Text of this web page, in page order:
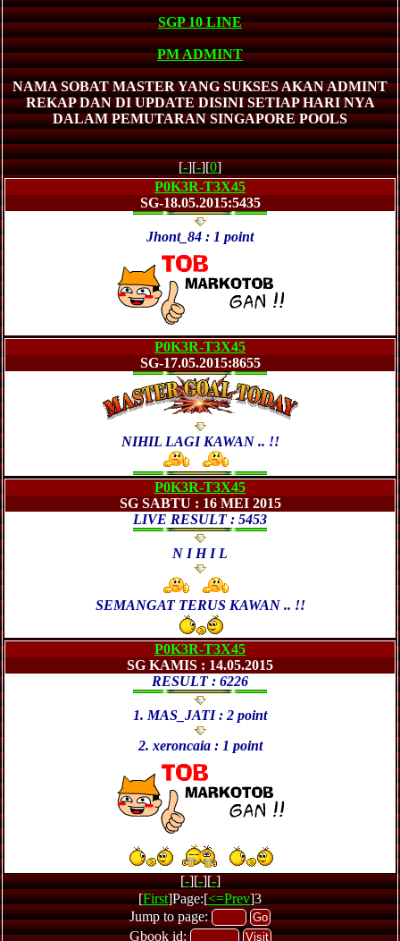
SGP 10 LINE
PM ADMINT
NAMA SOBAT MASTER YANG SUKSES AKAN ADMINT
REKAP DAN DI UPDATE DISINI SETIAP HARI NYA
DALAM PEMUTARAN SINGAPORE POOLS
[-][-][0]
P0K3R-T3X45
SG-18.05.2015:5435
Jhont_84 : 1 point
P0K3R-T3X45
SG-17.05.2015:8655
NIHIL LAGI KAWAN .. !!
P0K3R-T3X45
SG SABTU : 16 MEI 2015
LIVE RESULT : 5453
N I H I L
SEMANGAT TERUS KAWAN .. !!
P0K3R-T3X45
SG KAMIS : 14.05.2015
RESULT : 6226
1. MAS_JATI : 2 point
2. xeroncaia : 1 point
[-][-][-]
[First]Page:[<=Prev]3
Jump to page:
Gbook id: